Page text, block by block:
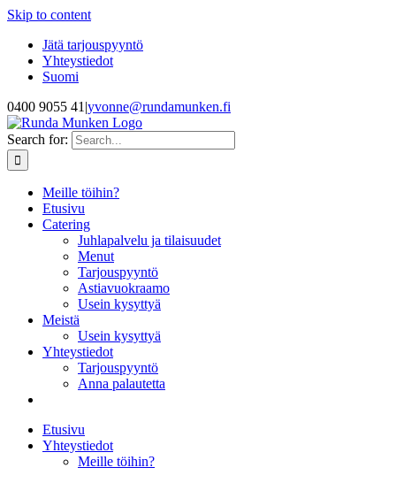
Skip to content
Jätä tarjouspyyntö
Yhteystiedot
Suomi
0400 9055 41 |yvonne@rundamunken.fi
Search for:
Meille töihin?
Etusivu
Catering
Juhlapalvelu ja tilaisuudet
Menut
Tarjouspyyntö
Astiavuokraamo
Usein kysyttyä
Meistä
Usein kysyttyä
Yhteystiedot
Tarjouspyyntö
Anna palautetta
Etusivu
Yhteystiedot
Meille töihin?